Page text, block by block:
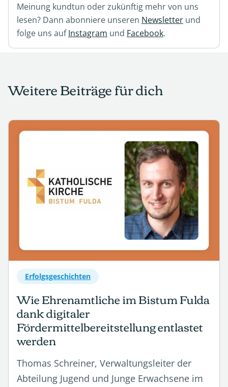
Meinung kundtun oder zukünftig mehr von uns
lesen? Dann abonniere unseren Newsletter und
folge uns aufInstagram und Facebook.
Weitere Beiträge für dich
Erfolgsgeschichten
Wie Ehrenamtliche im Bistum Fulda
dank digitaler
Fördermittelbereitstellung entlastet
werden
Thomas Schreiner, Verwaltungsleiter der
Abteilung Jugend und Junge Erwachsene im